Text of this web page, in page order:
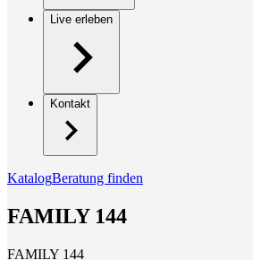
Live erleben
Kontakt
KatalogBeratung finden
FAMILY 144
FAMILY 144